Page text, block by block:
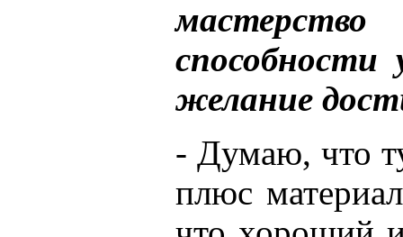
способности
желание
- Думаю, что
плюс